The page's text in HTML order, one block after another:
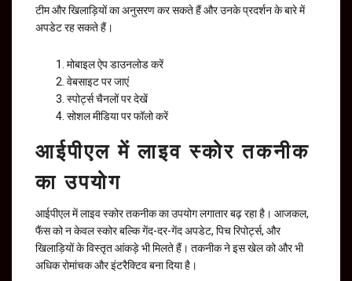
टीम और खिलाड़ियों का अनुसरण कर सकते हैं और उनके प्रदर्शन के बारे में
अपडेट रह सकते हैं।
मोबाइल ऐप डाउनलोड करें
वेबसाइट पर जाएं
स्पोर्ट्स चैनलों पर देखें
सोशल मीडिया पर फॉलो करें
आईपीएल में लाइव स्कोर तकनीक
का उपयोग
आईपीएल में लाइव स्कोर तकनीक का उपयोग लगातार बढ़ रहा है। आजकल,
फैंस को न केवल स्कोर बल्कि गेंद-दर-गेंद अपडेट, पिच रिपोर्ट्स, और
खिलाड़ियों के विस्तृत आंकड़े भी मिलते हैं। तकनीक ने इस खेल को और भी
अधिक रोमांचक और इंटरैक्टिव बना दिया है।